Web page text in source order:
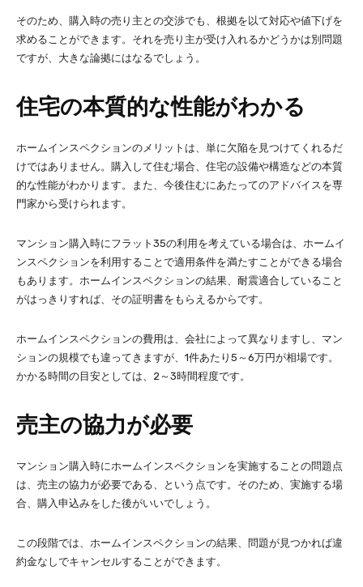
そのため、購入時の売り主との交渉でも、根拠を以て対応や値下げを
求めることができます。それを売り主が受け入れるかどうかは別問題
ですが、大きな論拠にはなるでしょう。
住宅の本質的な性能がわかる
ホームインスペクションのメリットは、単に欠陥を見つけてくれるだ
けではありません。購入して住む場合、住宅の設備や構造などの本質
的な性能がわかります。また、今後住むにあたってのアドバイスを専
門家から受けられます。
マンション購入時にフラット35の利用を考えている場合は、ホームイ
ンスペクションを利用することで適用条件を満たすことができる場合
もあります。ホームインスペクションの結果、耐震適合していること
がはっきりすれば、その証明書をもらえるからです。
ホームインスペクションの費用は、会社によって異なりますし、マン
ションの規模でも違ってきますが、1件あたり5～6万円が相場です。
かかる時間の目安としては、2～3時間程度です。
売主の協力が必要
マンション購入時にホームインスペクションを実施することの問題点
は、売主の協力が必要である、という点です。そのため、実施する場
合、購入申込みをした後がいいでしょう。
この段階では、ホームインスペクションの結果、問題が見つかれば違
約金なしでキャンセルすることができます。